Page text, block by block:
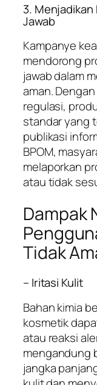
3.
Jawab
Kampanye
mendorong
jawab dalam
aman.
regulasi,
standar yang
publikasi
BPOM,
melaporkan
atau tidak
Dampak
Tidak
– Iritasi Kulit
Bahan kimia
kosmetik
atau reaksi
mengandung
jangka